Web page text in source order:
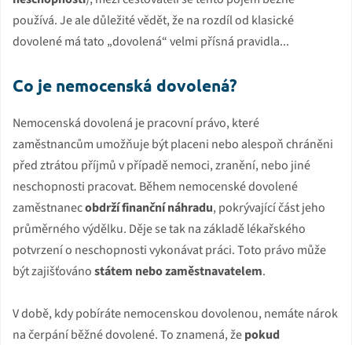
používá. Je ale důležité vědět, že na rozdíl od klasické
dovolené má tato „dovolená“ velmi přísná pravidla...
Co je nemocenská dovolená?
Nemocenská dovolená je pracovní právo, které
zaměstnancům umožňuje být placeni nebo alespoň chráněni
před ztrátou příjmů v případě nemoci, zranění, nebo jiné
neschopnosti pracovat. Během nemocenské dovolené
zaměstnanecobdrží finanční náhradu, pokrývající část jeho
průměrného výdělku. Děje se tak na základě lékařského
potvrzení o neschopnosti vykonávat práci. Toto právo může
být zajišťovánostátem nebo zaměstnavatelem.
V době, kdy pobíráte nemocenskou dovolenou, nemáte nárok
na čerpání běžné dovolené. To znamená, žepokud